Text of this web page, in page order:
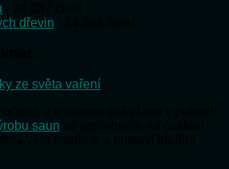
dřevin
ze světa vaření
saun